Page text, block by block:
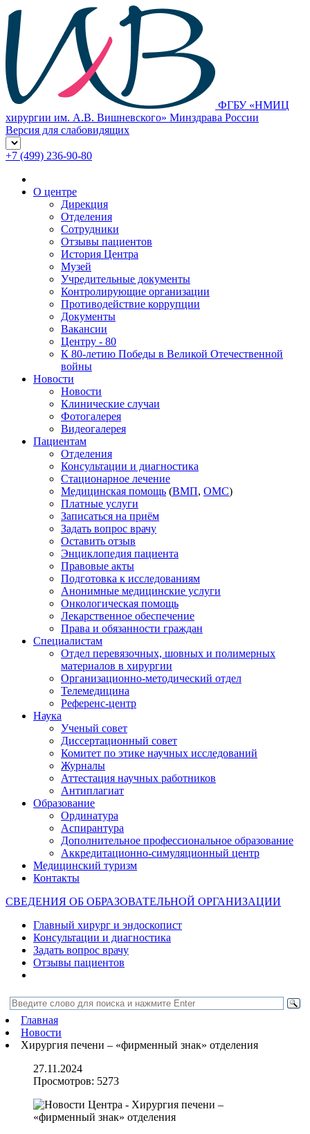
ФГБУ «НМИЦ
хирургии им. А.В. Вишневского» Минздрава России
Версия для слабовидящих
+7 (499) 236-90-80
О центре
Дирекция
Отделения
Сотрудники
Отзывы пациентов
История Центра
Музей
Учредительные документы
Контролирующие организации
Противодействие коррупции
Документы
Вакансии
Центру - 80
К 80-летию Победы в Великой Отечественной
войны
Новости
Новости
Клинические случаи
Фотогалерея
Видеогалерея
Пациентам
Отделения
Консультации и диагностика
Стационарное лечение
Медицинская помощь (ВМП, ОМС)
Платные услуги
Записаться на приём
Задать вопрос врачу
Оставить отзыв
Энциклопедия пациента
Правовые акты
Подготовка к исследованиям
Анонимные медицинские услуги
Онкологическая помощь
Лекарственное обеспечение
Права и обязанности граждан
Специалистам
Отдел перевязочных, шовных и полимерных
материалов в хирургии
Организационно-методический отдел
Телемедицина
Референс-центр
Наука
Ученый совет
Диссертационный совет
Комитет по этике научных исследований
Журналы
Аттестация научных работников
Антиплагиат
Образование
Ординатура
Аспирантура
Дополнительное профессиональное образование
Аккредитационно-симуляционный центр
Медицинский туризм
Контакты
СВЕДЕНИЯ ОБ ОБРАЗОВАТЕЛЬНОЙ ОРГАНИЗАЦИИ
Главный хирург и эндоскопист
Консультации и диагностика
Задать вопрос врачу
Отзывы пациентов
Главная
Новости
Хирургия печени – «фирменный знак» отделения
27.11.2024
Просмотров: 5273